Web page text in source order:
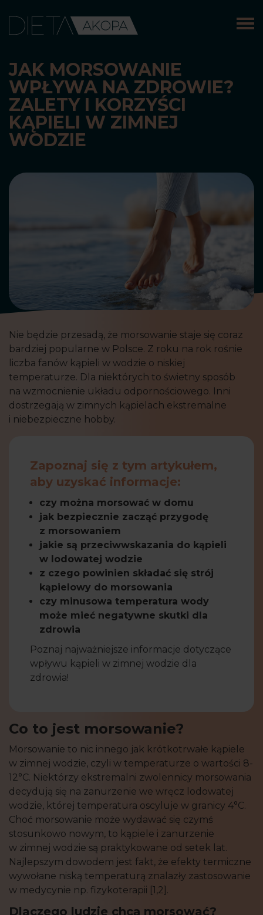
to
content
JAK MORSOWANIE
WPŁYWA NA ZDROWIE?
ZALETY I KORZYŚCI
KĄPIELI W ZIMNEJ
WODZIE
Nie będzie przesadą, że morsowanie staje się coraz
bardziej popularne w Polsce. Z roku na rok rośnie
liczba fanów kąpieli w wodzie o niskiej
temperaturze. Dla niektórych to świetny sposób
na wzmocnienie układu odpornościowego. Inni
dostrzegają w zimnych kąpielach ekstremalne
i niebezpieczne hobby.
Zapoznaj się z tym artykułem,
aby uzyskać informacje:
czy można morsować w domu
jak bezpiecznie zacząć przygodę
z morsowaniem
jakie są przeciwwskazania do kąpieli
w lodowatej wodzie
z czego powinien składać się strój
kąpielowy do morsowania
czy minusowa temperatura wody
może mieć negatywne skutki dla
zdrowia
Poznaj najważniejsze informacje dotyczące
wpływu kąpieli w zimnej wodzie dla
zdrowia!
Co to jest morsowanie?
Morsowanie to nic innego jak krótkotrwałe kąpiele
w zimnej wodzie, czyli w temperaturze o wartości 8-
12°C. Niektórzy ekstremalni zwolennicy morsowania
decydują się na zanurzenie we wręcz lodowatej
wodzie, której temperatura oscyluje w granicy 4°C.
Choć morsowanie może wydawać się czymś
stosunkowo nowym, to kąpiele i zanurzenie
w zimnej wodzie są praktykowane od setek lat.
Najlepszym dowodem jest fakt, że efekty termiczne
wywołane niską temperaturą znalazły zastosowanie
w medycynie np. fizykoterapii [1,2].
Dlaczego ludzie chcą morsować?